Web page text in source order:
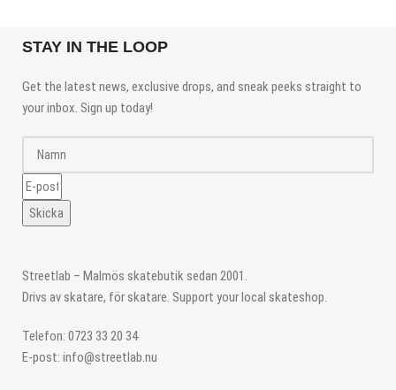
STAY IN THE LOOP
Get the latest news, exclusive drops, and sneak peeks straight to
your inbox. Sign up today!
Skicka
Streetlab – Malmös skatebutik sedan 2001.
Drivs av skatare, för skatare. Support your local skateshop.
Telefon: 0723 33 20 34
E-post: info@streetlab.nu